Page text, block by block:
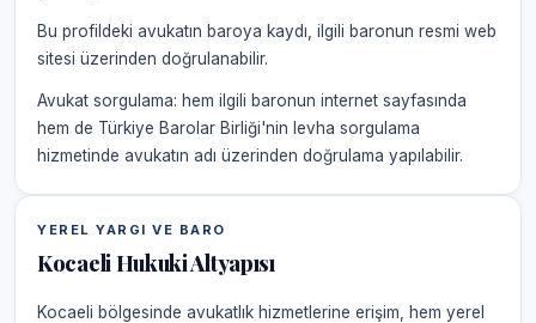
Bu profildeki avukatın baroya kaydı, ilgili baronun resmi web
sitesi üzerinden doğrulanabilir.
Avukat sorgulama: hem ilgili baronun internet sayfasında
hem de Türkiye Barolar Birliği'nin levha sorgulama
hizmetinde avukatın adı üzerinden doğrulama yapılabilir.
YEREL YARGI VE BARO
Kocaeli Hukuki Altyapısı
Kocaeli bölgesinde avukatlık hizmetlerine erişim, hem yerel